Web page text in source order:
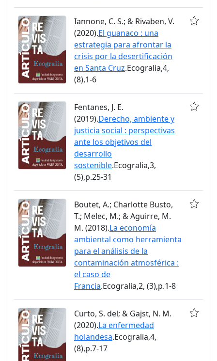
Iannone, C. S.; & Rivaben, V.
(2020).El guanaco : una
estrategia para afrontar la
crisis por la desertificación
en Santa Cruz.Ecogralia,4,
(8),1-6
Fentanes, J. E.
(2019).Derecho, ambiente y
justicia social : perspectivas
ante los objetivos del
desarrollo
sostenible.Ecogralia,3,
(5),p.25-31
Boutet, A.; Charlotte Busto,
T.; Melec, M.; & Aguirre, M.
M. (2018).La economía
ambiental como herramienta
para el análisis de la
contaminación atmosférica :
el caso de
Francia.Ecogralia,2, (3),p.1-8
Curto, S. del; & Gajst, N. M.
(2020).La enfermedad
holandesa.Ecogralia,4,
(8),p.7-17